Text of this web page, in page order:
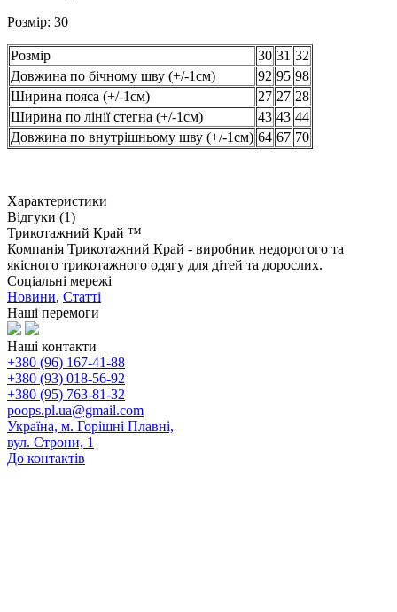
Розмір: 30
Розмір 30 31 32
Довжина по бічному шву (+/-1см)
92 95 98
Ширина пояса (+/-1см)
27 27 28
Ширина по лінії стегна (+/-1см)
43 43 44
Довжина по внутрішньому шву (+/-1см) 64 67 70
Характеристики
Відгуки (1)
Трикотажний Край ™
Компанія Трикотажний Край - виробник недорогого та
якісного трикотажного одягу для дітей та дорослих.
Соціальні мережі
Новини, Статті
Наші перемоги
Наші контакти
+380 (96) 167-41-88
+380 (93) 018-56-92
+380 (95) 763-81-32
poops.pl.ua@gmail.com
Україна, м. Горішні Плавні,
вул. Строни, 1
До контактів